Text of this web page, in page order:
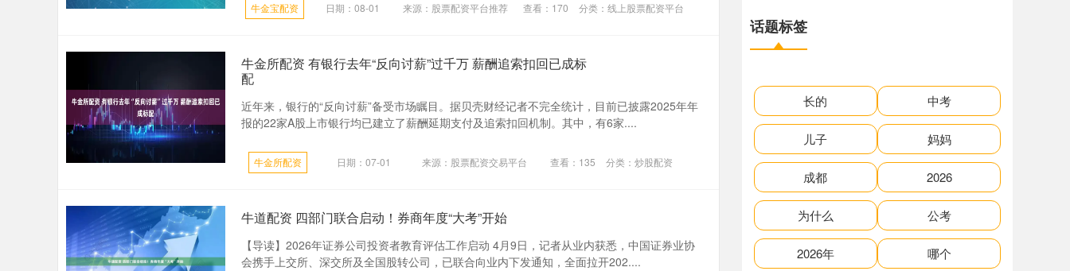
牛金宝配资 日期：08-01 来源：股票配资平台推荐 查看： 170 分类：线上股票配资平台
牛金所配资 有银行去年“反向讨薪”过千万 薪酬追索扣回已成标
配
近年来，银行的“反向讨薪”备受市场瞩目。据贝壳财经记者不完全统计，目前已披露2025年年
报的22家A股上市银行均已建立了薪酬延期支付及追索扣回机制。其中，有6家....
牛金所配资 日期：07-01 来源：股票配资交易平台 查看： 135 分类： 炒股配资
牛道配资 四部门联合启动！券商年度“大考”开始
【导读】2026年证券公司投资者教育评估工作启动 4月9日，记者从业内获悉，中国证券业协
会携手上交所、深交所及全国股转公司，已联合向业内下发通知，全面拉开202....
话题标签
长的 中考
儿子 妈妈
成都 2026
为什么 公考
2026年 哪个